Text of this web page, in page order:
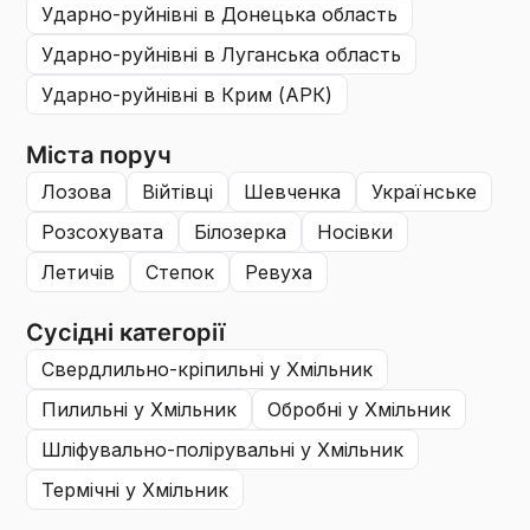
ударно-руйнівні в Донецька область
ударно-руйнівні в Луганська область
ударно-руйнівні в Крим (АРК)
Міста поруч
лозова війтівці шевченка
українське
розсохувата
білозерка
носівки
летичів
степок ревуха
Сусідні категорії
свердлильно-кріпильні у Хмільник
пилильні у Хмільник обробні у Хмільник
шліфувально-полірувальні у Хмільник
термічні у Хмільник